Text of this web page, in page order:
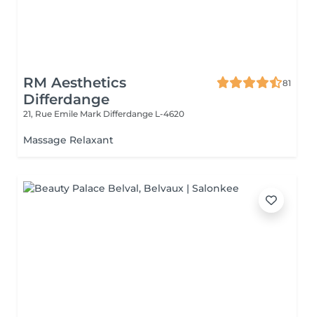
RM Aesthetics
Differdange
81
21, Rue Emile Mark Differdange L-4620
Massage Relaxant